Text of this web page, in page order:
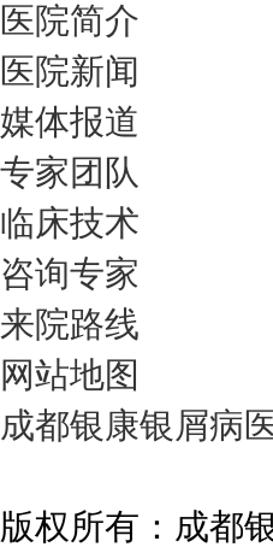
医院简介
医院新闻
媒体报道
专家团队
临床技术
咨询专家
来院路线
网站地图
成都银康银屑病
版权所有：成都